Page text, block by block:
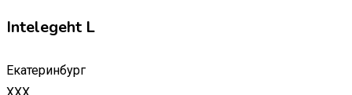
Intelegeht L
Екатеринбург
XXX